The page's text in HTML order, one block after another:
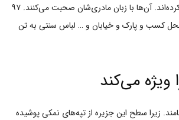
نسلی به نسلی منتقل کرده‌اند. آن‌ها با زبان مادری‌شان صحبت می‌کنند. ۹۷
کسب و پارک و خیابان و … لباس سنتی به تن
ویژه می‌کند
زیرا سطح این جزیره از تپه‌های نمکی پوشیده